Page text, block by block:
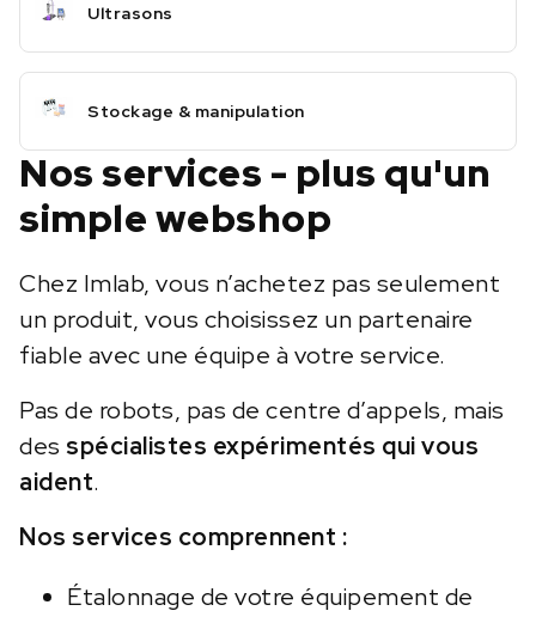
Ultrasons
Stockage & manipulation
Nos services - plus qu'un
simple webshop
Chez Imlab, vous n’achetez pas seulement
un produit, vous choisissez un partenaire
fiable avec une équipe à votre service.
Pas de robots, pas de centre d’appels, mais
des spécialistes expérimentés qui vous
aident.
Nos services comprennent :
Étalonnage de votre équipement de